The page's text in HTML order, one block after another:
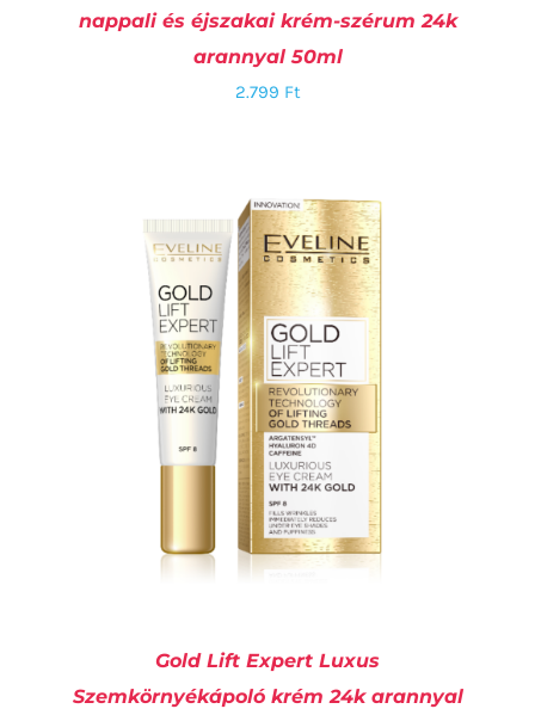
nappali és éjszakai krém-szérum 24k
arannyal 50ml
2.799 Ft
Gold Lift Expert Luxus
Szemkörnyékápoló krém 24k arannyal